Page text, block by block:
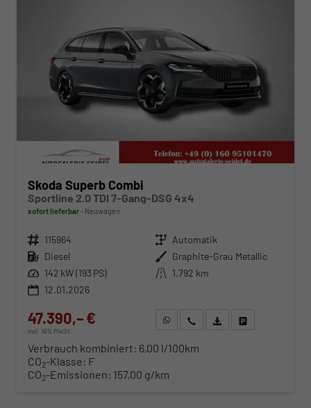
Skoda Superb Combi
Sportline 2.0 TDI 7-Gang-DSG 4x4
sofort lieferbar Neuwagen
Fahrzeugnr. 115964 Getriebe Automatik
Kraftstoff Diesel Außenfarbe Graphite-Grau Metallic
Leistung 142 kW (193 PS) Kilometerstand 1.792 km
12.01.2026
47.390,– €
incl. 19% MwSt.
WhatsApp anfragen
Wir rufen Sie anFahrzeugexposé (PDF)
Verbrauch kombiniert: 6,00 l/100km
CO2-Klasse: F
CO2-Emissionen: 157,00 g/km